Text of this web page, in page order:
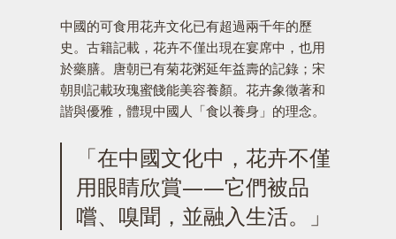
中國的可食用花卉文化已有超過兩千年的歷
史。古籍記載，花卉不僅出現在宴席中，也用
於藥膳。唐朝已有菊花粥延年益壽的記錄；宋
朝則記載玫瑰蜜餞能美容養顏。花卉象徵著和
諧與優雅，體現中國人「食以養身」的理念。
「在中國文化中，花卉不僅
用眼睛欣賞——它們被品
嚐、嗅聞，並融入生活。」